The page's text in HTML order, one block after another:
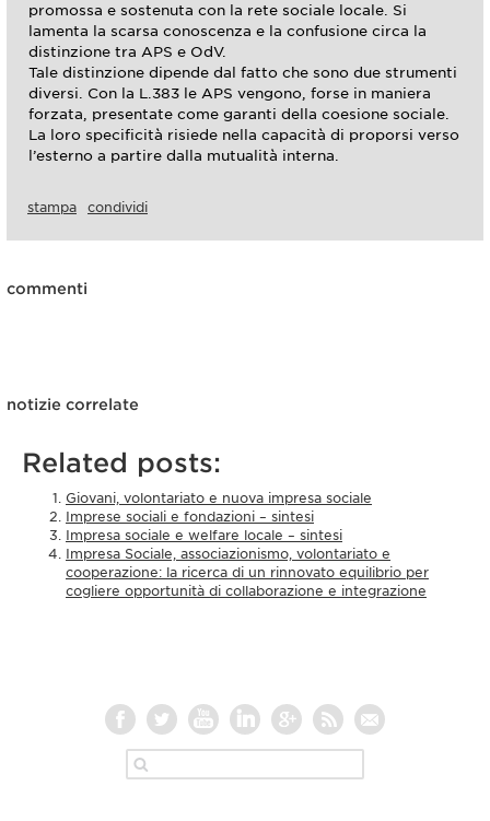
promossa e sostenuta con la rete sociale locale. Si
lamenta la scarsa conoscenza e la confusione circa la
distinzione tra APS e OdV.
Tale distinzione dipende dal fatto che sono due strumenti
diversi. Con la L.383 le APS vengono, forse in maniera
forzata, presentate come garanti della coesione sociale.
La loro specificità risiede nella capacità di proporsi verso
l’esterno a partire dalla mutualità interna.
stampa condividi
commenti
notizie correlate
Related posts:
Giovani, volontariato e nuova impresa sociale
Imprese sociali e fondazioni – sintesi
Impresa sociale e welfare locale – sintesi
Impresa Sociale, associazionismo, volontariato e
cooperazione: la ricerca di un rinnovato equilibrio per
cogliere opportunità di collaborazione e integrazione